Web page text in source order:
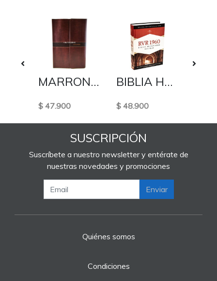
MARRON CON ÍNDICE Y SOLAPA MAGNÉTICA
$ 47.900
BIBLIA HOLMAN ESTUDIO TAPA DURA
$ 48.900
SUSCRIPCIÓN
Suscríbete a nuestro newsletter y entérate de
nuestras novedades y promociones
Enviar
Quiénes somos
Condiciones